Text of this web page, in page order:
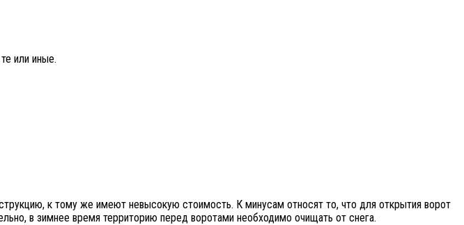
или иные.
к тому же имеют невысокую стоимость. К минусам относят то, что для открытия ворот
в зимнее время территорию перед воротами необходимо очищать от снега.